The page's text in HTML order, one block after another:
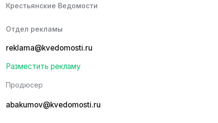
Крестьянские Ведомости
Отдел рекламы
reklama@kvedomosti.ru
Разместить рекламу
Продюсер
abakumov@kvedomosti.ru